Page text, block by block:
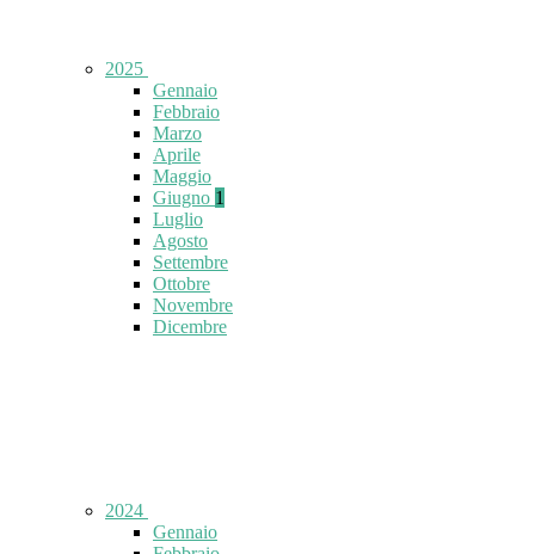
2025
Gennaio
Febbraio
Marzo
Aprile
Maggio
Giugno 1
Luglio
Agosto
Settembre
Ottobre
Novembre
Dicembre
2024
Gennaio